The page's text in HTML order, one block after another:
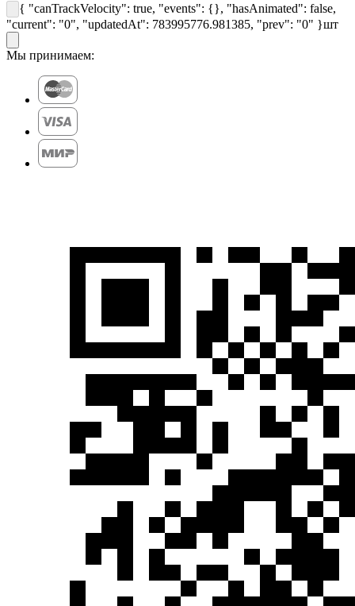
{ "canTrackVelocity": true, "events": {}, "hasAnimated": false,
"current": "0", "updatedAt": 783995776.981385, "prev": "0" }шт
Мы принимаем: